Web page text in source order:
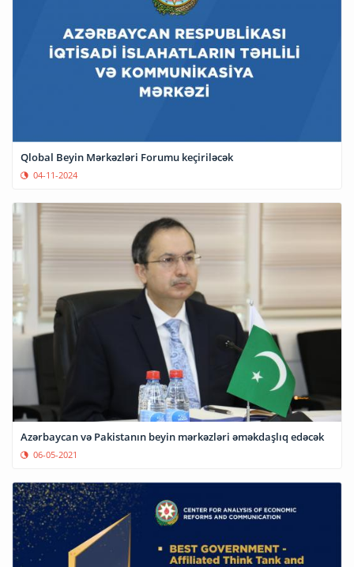
Qlobal Beyin Mərkəzləri Forumu keçiriləcək
04-11-2024
Azərbaycan və Pakistanın beyin mərkəzləri əməkdaşlıq edəcək
06-05-2021